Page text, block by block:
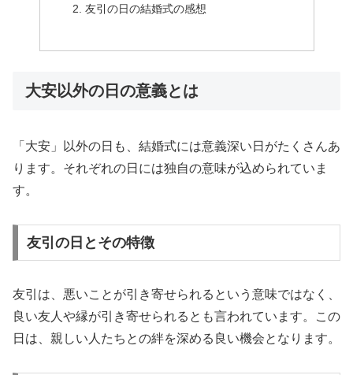
友引の日の結婚式の感想
大安以外の日の意義とは
「大安」以外の日も、結婚式には意義深い日がたくさんあ
ります。それぞれの日には独自の意味が込められていま
す。
友引の日とその特徴
友引は、悪いことが引き寄せられるという意味ではなく、
良い友人や縁が引き寄せられるとも言われています。この
日は、親しい人たちとの絆を深める良い機会となります。